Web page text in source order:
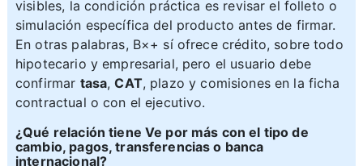
visibles, la condición práctica es revisar el folleto o
simulación específica del producto antes de firmar.
En otras palabras, B×+ sí ofrece crédito, sobre todo
hipotecario y empresarial, pero el usuario debe
confirmar tasa,CAT, plazo y comisiones en la ficha
contractual o con el ejecutivo.
¿Qué relación tiene Ve por más con el tipo de
cambio, pagos, transferencias o banca
internacional?